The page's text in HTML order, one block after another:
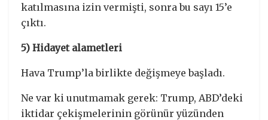
katılmasına izin vermişti, sonra bu sayı 15’e
çıktı.
5) Hidayet alametleri
Hava Trump’la birlikte değişmeye başladı.
Ne var ki unutmamak gerek: Trump, ABD’deki
iktidar çekişmelerinin görünür yüzünden